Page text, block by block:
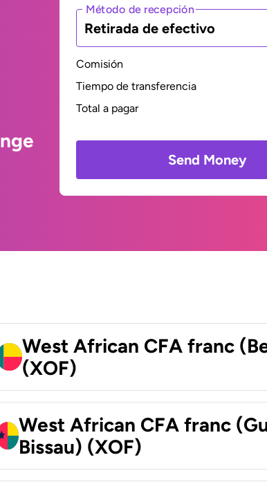
Método de recepción
Retirada de efectivo
Comisión
Tiempo de transferencia
Total a pagar
Send Money
West African CFA franc
(XOF)
West African CFA franc
Bissau) (XOF)